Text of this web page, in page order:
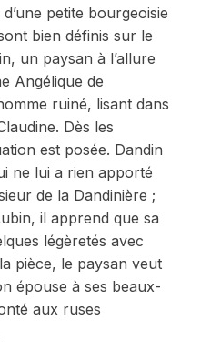
petite bourgeoisie
bien définis sur le
un paysan à l’allure
Angélique de
ruiné, lisant dans
Dès les
est posée. Dandin
ne lui a rien apporté
de la Dandinière ;
il apprend que sa
légèretés avec
pièce, le paysan veut
épouse à ses beaux-
aux ruses